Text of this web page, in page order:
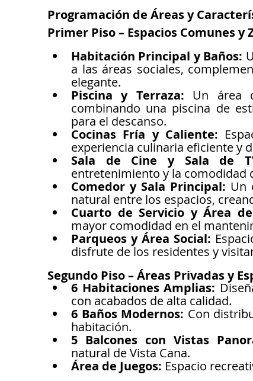
Programación de Áreas y
Primer Piso – Espacios Comunes y
Habitación Principal y Baños:
a las áreas sociales,
elegante.
Piscina y Terraza: Un área
combinando una piscina de
para el descanso.
Cocinas Fría y Caliente:
experiencia culinaria eficiente y
Sala de Cine y Sala de
entretenimiento y la comodidad
Comedor y Sala Principal: Un
natural entre los espacios,
Cuarto de Servicio y Área
mayor comodidad en el
Parqueos y Área Social:
disfrute de los residentes y
Segundo Piso – Áreas Privadas y
6 Habitaciones Amplias:
con acabados de alta calidad.
6 Baños Modernos: Con
habitación.
5 Balcones con Vistas
natural de Vista Cana.
Área de Juegos: Espacio